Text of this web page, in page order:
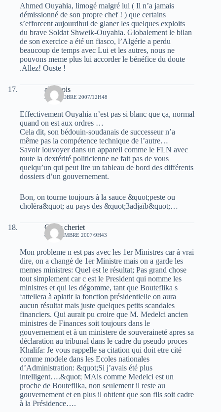
Ahmed Ouyahia, limogé malgré lui ( Il n’a jamais
démissionné de son propre chef ! ) que certains
s’efforcent aujourdhui de glaner les quelques exploits
du brave Soldat Shweik-Ouyahia. Globalement le bilan
de son exercice a été un fiasco, l’Algérie a perdu
beaucoup de temps avec Lui et les autres, nous ne
pouvons meme plus lui accorder le bénéfice du doute
.Allez! Ouste !
alger ois
30 OCTOBRE 2007/12H48
Effectivement Ouyahia n’est pas si blanc que ça, normal
quand on est aux ordres …
Cela dit, son bédouin-soudanais de successeur n’a
même pas la compétence technique de l’autre…
Savoir louvoyer dans un appareil comme le FLN avec
toute la dextérité politicienne ne fait pas de vous
quelqu’un qui peut lire un tableau de bord des différents
dossiers d’un gouvernement.
Bon, on tourne toujours à la sauce &quot;peste ou
cholèra&quot; au pays des &quot;3adjaïb&quot;…
Omar cheriet
8 NOVEMBRE 2007/9H43
Mon probleme n est pas avec les 1er Ministres car à vrai
dire, on a changé de 1er Ministre mais on a garde les
memes ministres: Quel est le résultat; Pas grand chose
tout simplement car c est le President qui nomme les
ministres et qui les dégomme, tant que Bouteflika s
‘attellera à aplatir la fonction présidentielle on aura
aucun résultat mais juste quelques petits scandales
financiers. Qui aurait pu croire que M. Medelci ancien
ministres de Finances soit toujours dans le
gouvernement et à un ministere de souveraineté apres sa
déclaration au tribunal dans le cadre du pseudo proces
Khalifa: Je vous rappelle sa citation qui doit etre cité
comme modele dans les Ecoles nationales
d’Administration: &quot;Si j’avais été plus
intelligent….&quot; MAis comme Medelci est un
proche de Bouteflika, non seulement il reste au
gouvernement et en plus il obtient que son fils soit cadre
à la Présidence….